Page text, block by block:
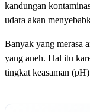
kandungan
udara akan
Banyak yang merasa
yang aneh. Hal itu
tingkat keasaman